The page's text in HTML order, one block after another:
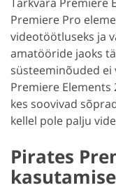
Premiere Pro
videotöötluseks ja
amatööride jaoks
süsteeminõuded ei
Premiere Elements
kes soovivad
kellel pole palju
Pirates